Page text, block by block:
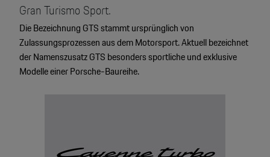
Gran Turismo Sport.
Die Bezeichnung GTS stammt ursprünglich von
Zulassungsprozessen aus dem Motorsport. Aktuell bezeichnet
der Namenszusatz GTS besonders sportliche und exklusive
Modelle einer Porsche-Baureihe.